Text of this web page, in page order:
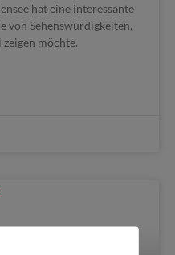
hat eine interessante
von Sehenswürdigkeiten,
möchte.